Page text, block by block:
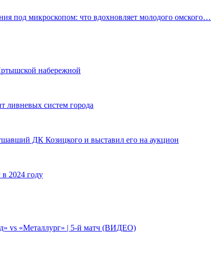
под микроскопом: что вдохновляет молодого омского…
набережной
ливневых систем города
ДК Козицкого и выставил его на аукцион
2024 году
vs «Металлург» | 5-й матч (ВИДЕО)